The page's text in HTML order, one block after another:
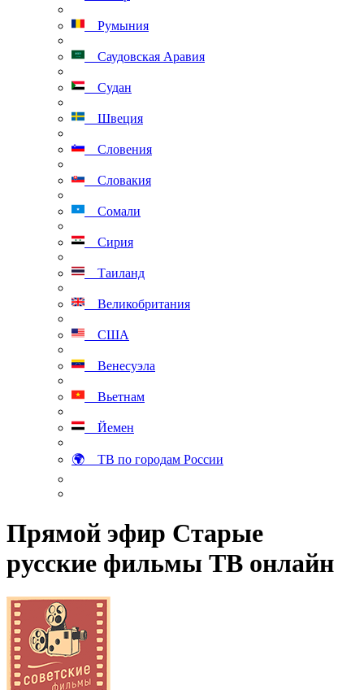
Румыния
Саудовская Аравия
Судан
Швеция
Словения
Словакия
Сомали
Сирия
Таиланд
Великобритания
США
Венесуэла
Вьетнам
Йемен
🌍 ТВ по городам России
Прямой эфир Старые
русские фильмы ТВ онлайн